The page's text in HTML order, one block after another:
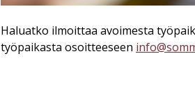
Haluatko ilmoittaa avoimesta
työpaikasta osoitteeseen